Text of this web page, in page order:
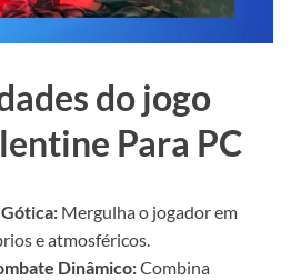
do jogo
Para PC
Mergulha o jogador em
e atmosféricos.
Dinâmico:Combina